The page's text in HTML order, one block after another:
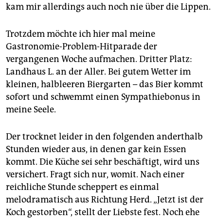
genossenschaft
epaper login
kam mir allerdings auch noch nie über die Lippen.
Trotzdem möchte ich hier mal meine
Gastronomie-Problem-Hitparade der
vergangenen Woche aufmachen. Dritter Platz:
Landhaus L. an der Aller. Bei gutem Wetter im
kleinen, halbleeren Biergarten – das Bier kommt
sofort und schwemmt einen Sympathiebonus in
meine Seele.
Der trocknet leider in den folgenden anderthalb
Stunden wieder aus, in denen gar kein Essen
kommt. Die Küche sei sehr beschäftigt, wird uns
versichert. Fragt sich nur, womit. Nach einer
reichliche Stunde scheppert es einmal
melodramatisch aus Richtung Herd. „Jetzt ist der
Koch gestorben“, stellt der Liebste fest. Noch ehe